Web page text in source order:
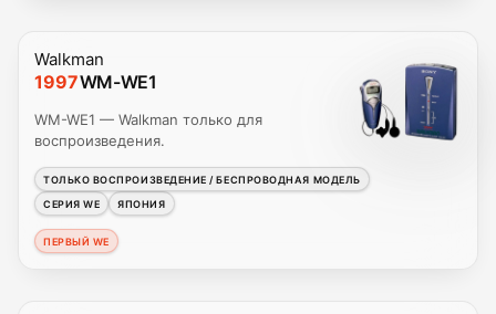
Walkman
1997WM-WE1
WM-WE1 — Walkman только для
воспроизведения.
ТОЛЬКО ВОСПРОИЗВЕДЕНИЕ / БЕСПРОВОДНАЯ МОДЕЛЬ
СЕРИЯ WE
ЯПОНИЯ
ПЕРВЫЙ WE